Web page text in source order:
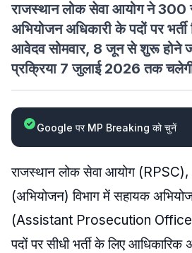
राजस्थान लोक सेवा आयोग ने 300
अभियोजन अधिकारी के पदों पर
आवेदव सोमवार, 8 जून से शुरू होने
प्रक्रिया 7 जुलाई 2026 तक
Google पर MP Breaking को चुनें
​राजस्थान लोक सेवा आयोग
(अभियोजन) विभाग में सहायक
(Assistant Prosecution
पदों पर सीधी भर्ती के लिए आधिकारिक